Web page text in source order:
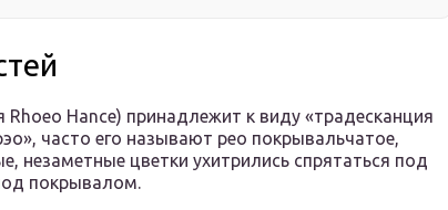
Hance) принадлежит к виду «традесканция
часто его называют рео покрывальчатое,
незаметные цветки ухитрились спрятаться под
покрывалом.